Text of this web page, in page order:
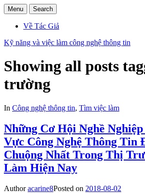
Menu Search
Về Tác Giả
Kỹ năng và việc làm công nghệ thông tin
Showing all posts
trường
In Công nghệ thông tin, Tìm việc làm
Những Cơ Hội Nghề
Vực Công Nghệ Thông Tin
Chuộng Nhất Trong Thị
Làm Hiện Nay
Authoracarine8Posted on 2018-08-02